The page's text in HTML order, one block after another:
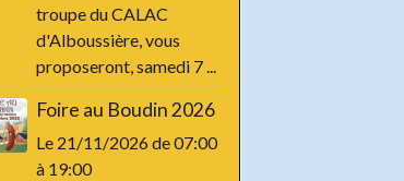
troupe du CALAC
d'Alboussière, vous
proposeront, samedi 7 ...
Foire au Boudin 2026
Le 21/11/2026de 07:00
à 19:00